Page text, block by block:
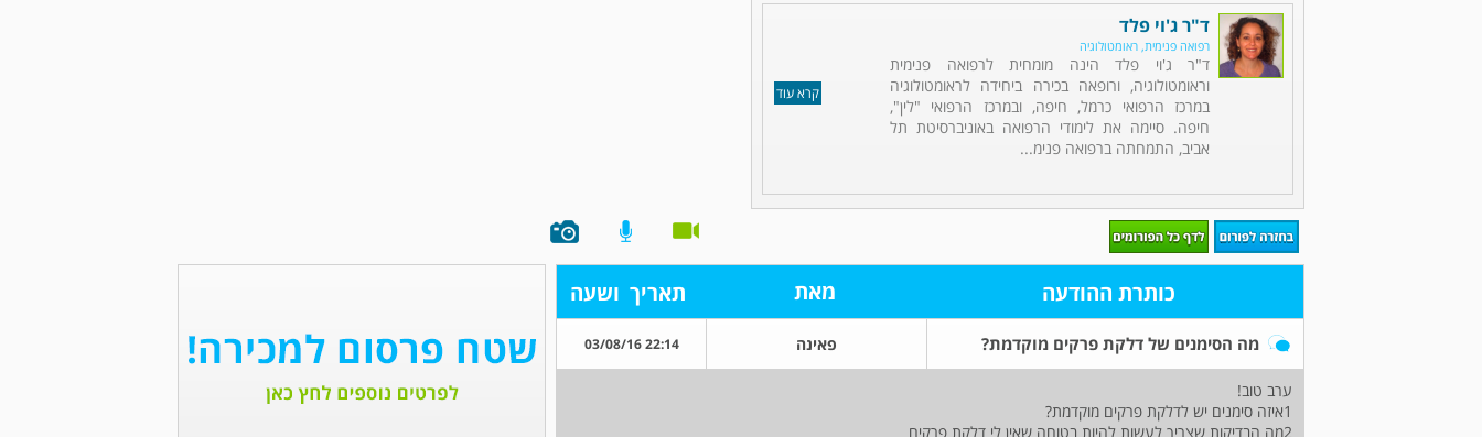
קרא עוד
ד"ר ג'וי פלד
רפואה פנימית, ראומטולוגיה
ד"ר ג'וי פלד הינה מומחית לרפואה פנימית
וראומטולוגיה, ורופאה בכירה ביחידה לראומטולוגיה
במרכז הרפואי כרמל, חיפה, ובמרכז הרפואי "לין",
חיפה. סיימה את לימודי הרפואה באוניברסיטת תל
אביב, התמחתה ברפואה פנימ...
כותרת ההודעה מאת תאריך ושעה
מה הסימנים של דלקת פרקים מוקדמת? פאינה 22:14 03/08/16
ערב טוב!
1איזה סימנים יש לדלקת פרקים מוקדמת?
2מה הבדיקות שצריך לעשות להיות בטוחה שאין לי דלקת פרקים